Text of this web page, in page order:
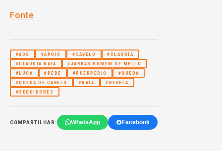
Fonte
#AOS #APOIO #CABELO
#CLAUDIA
#CLAUDIA RAIA
#JARBAS HOMEM DE MELLO
#LUCA
#PEDE #PUERPÉRIO
#QUEDA
#QUEDA DE CABELO
#RAIA
#REVELA
#SEGUIDORES
COMPARTILHAR: WhatsApp Facebook